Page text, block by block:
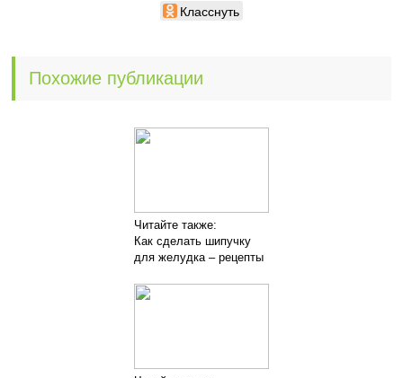
Класснуть
Похожие публикации
Читайте также:
Как сделать шипучку
для желудка – рецепты